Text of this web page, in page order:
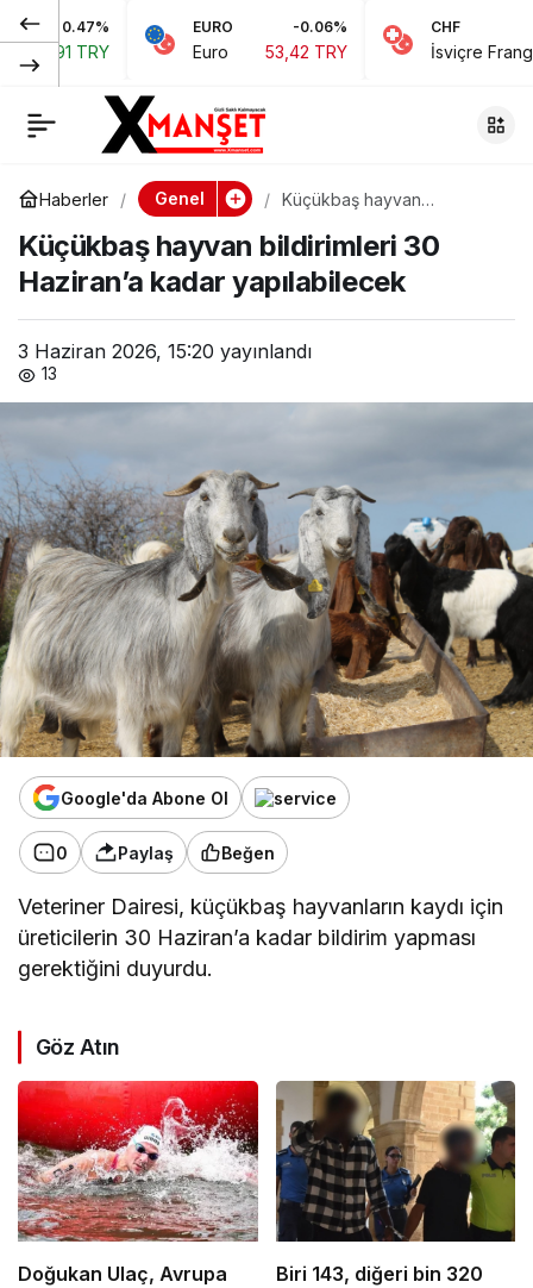
EURO -0.06%
53,42 TRY İsviçre Frangı 58,48
Haberler Genel
Küçükbaş hayvan
kadar yapılabilecek
Küçükbaş hayvan bildirimleri 30
Haziran’a kadar yapılabilecek
3 Haziran 2026, 15:20 yayınlandı
13
Google'da Abone Ol
0 Paylaş Beğen
Veteriner Dairesi, küçükbaş hayvanların kaydı için
üreticilerin 30 Haziran’a kadar bildirim yapması
gerektiğini duyurdu.
Göz Atın
Doğukan Ulaç, Avrupa
Biri 143, diğeri bin 320
KTGB Genel Kurulu,
cumartesi günü
Paylaş